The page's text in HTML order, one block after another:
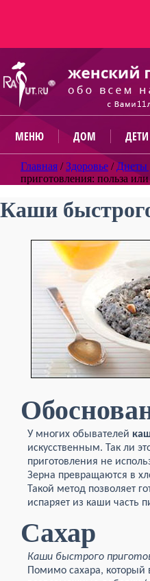
МЕНЮ ДОМ ДЕТИ
Главная /Здоровье / Диеты
приготовления: польза
Каши
У многих обывателей
искусственным. Так ли
приготовления не
Зерна превращаются в
Такой метод позволяет
испаряет из каши часть
Сахар
Каши быстрого
Помимо сахара,